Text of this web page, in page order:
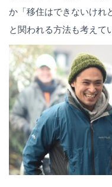
か「移住はできないけれ
と関われる方法も考えて